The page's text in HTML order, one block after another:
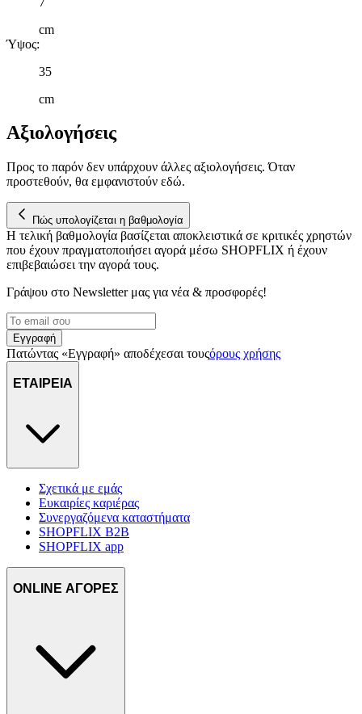
τοποθεσίας μας στους συνεργάτες μέσων κοινωνικής
δικτύωσης, διαφημίσεων και ανάλυσης.
cm
Ύψος:
35
cm
Αξιολογήσεις
Προς το παρόν δεν υπάρχουν άλλες αξιολογήσεις. Όταν
προστεθούν, θα εμφανιστούν εδώ.
Πώς υπολογίζεται η βαθμολογία
Η τελική βαθμολογία βασίζεται αποκλειστικά σε κριτικές χρηστών
που έχουν πραγματοποιήσει αγορά μέσω SHOPFLIX ή έχουν
επιβεβαιώσει την αγορά τους.
Γράψου στο Νewsletter μας για νέα & προσφορές!
Εγγραφή
Πατώντας «Εγγραφή» αποδέχεσαι τουςόρους χρήσης
ΕΤΑΙΡΕΙΑ
Σχετικά με εμάς
Ευκαιρίες καριέρας
Συνεργαζόμενα καταστήματα
SHOPFLIX B2B
SHOPFLIX app
ONLINE ΑΓΟΡΕΣ